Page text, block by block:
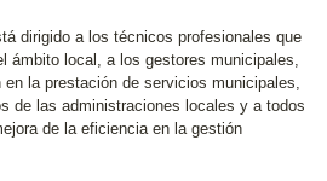
dirigido a los técnicos profesionales que
ámbito local, a los gestores municipales,
la prestación de servicios municipales,
de las administraciones locales y a todos
de la eficiencia en la gestión